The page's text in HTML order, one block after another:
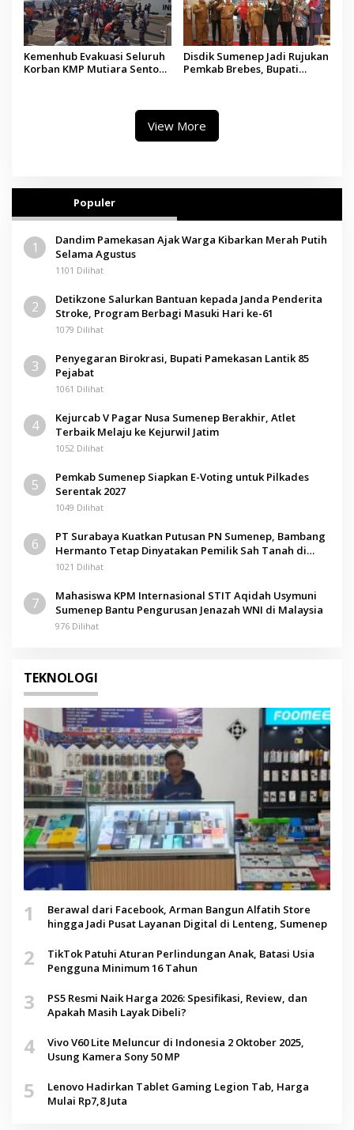
Kemenhub Evakuasi Seluruh
Korban KMP Mutiara Sentosa
Disdik Sumenep Jadi Rujukan
Pemkab Brebes, Bupati
View More
Populer
1
Dandim Pamekasan Ajak Warga Kibarkan Merah Putih
Selama Agustus
1101 Dilihat
2
Detikzone Salurkan Bantuan kepada Janda Penderita
Stroke, Program Berbagi Masuki Hari ke-61
1079 Dilihat
3
Penyegaran Birokrasi, Bupati Pamekasan Lantik 85
Pejabat
1061 Dilihat
4
Kejurcab V Pagar Nusa Sumenep Berakhir, Atlet
Terbaik Melaju ke Kejurwil Jatim
1052 Dilihat
5
Pemkab Sumenep Siapkan E-Voting untuk Pilkades
Serentak 2027
1049 Dilihat
6
PT Surabaya Kuatkan Putusan PN Sumenep, Bambang
Hermanto Tetap Dinyatakan Pemilik Sah Tanah di
Pamolokan
1021 Dilihat
7
Mahasiswa KPM Internasional STIT Aqidah Usymuni
Sumenep Bantu Pengurusan Jenazah WNI di Malaysia
976 Dilihat
TEKNOLOGI
1
Berawal dari Facebook, Arman Bangun Alfatih Store
hingga Jadi Pusat Layanan Digital di Lenteng, Sumenep
2
TikTok Patuhi Aturan Perlindungan Anak, Batasi Usia
Pengguna Minimum 16 Tahun
3
PS5 Resmi Naik Harga 2026: Spesifikasi, Review, dan
Apakah Masih Layak Dibeli?
4
Vivo V60 Lite Meluncur di Indonesia 2 Oktober 2025,
Usung Kamera Sony 50 MP
5
Lenovo Hadirkan Tablet Gaming Legion Tab, Harga
Mulai Rp7,8 Juta